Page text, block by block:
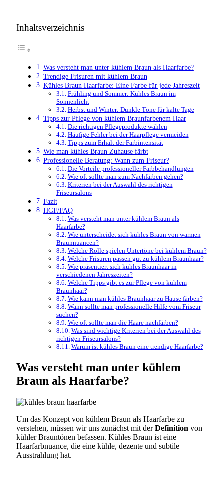
Inhaltsverzeichnis
Was versteht man unter kühlem Braun als Haarfarbe?
Trendige Frisuren mit kühlem Braun
Kühles Braun Haarfarbe: Eine Farbe für jede Jahreszeit
Frühling und Sommer: Kühles Braun im
Sonnenlicht
Herbst und Winter: Dunkle Töne für kalte Tage
Tipps zur Pflege von kühlem Braunfarbenem Haar
Die richtigen Pflegeprodukte wählen
Häufige Fehler bei der Haarpflege vermeiden
Tipps zum Erhalt der Farbintensität
Wie man kühles Braun Zuhause färbt
Professionelle Beratung: Wann zum Friseur?
Die Vorteile professioneller Farbbehandlungen
Wie oft sollte man zum Nachfärben gehen?
Kriterien bei der Auswahl des richtigen
Friseursalons
Fazit
HGF/FAQ
Was versteht man unter kühlem Braun als
Haarfarbe?
Wie unterscheidet sich kühles Braun von warmen
Braunnuancen?
Welche Rolle spielen Untertöne bei kühlem Braun?
Welche Frisuren passen gut zu kühlem Braunhaar?
Wie präsentiert sich kühles Braunhaar in
verschiedenen Jahreszeiten?
Welche Tipps gibt es zur Pflege von kühlem
Braunhaar?
Wie kann man kühles Braunhaar zu Hause färben?
Wann sollte man professionelle Hilfe vom Friseur
suchen?
Wie oft sollte man die Haare nachfärben?
Was sind wichtige Kriterien bei der Auswahl des
richtigen Friseursalons?
Warum ist kühles Braun eine trendige Haarfarbe?
Was versteht man unter kühlem
Braun als Haarfarbe?
Um das Konzept von kühlem Braun als Haarfarbe zu
verstehen, müssen wir uns zunächst mit derDefinition von
kühler Brauntönen befassen. Kühles Braun ist eine
Haarfarbnuance, die eine kühle, dezente und subtile
Ausstrahlung hat.